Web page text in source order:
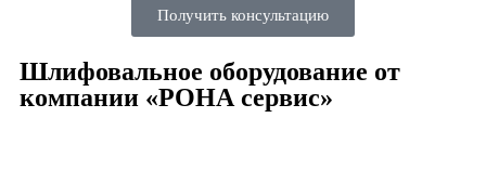
Получить консультацию
Шлифовальное оборудование от
компании «РОНА сервис»